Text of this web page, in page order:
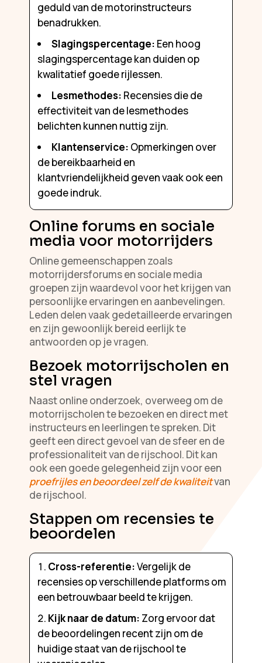
geduld van de motorinstructeurs
benadrukken.
Slagingspercentage: Een hoog
slagingspercentage kan duiden op
kwalitatief goede rijlessen.
Lesmethodes: Recensies die de
effectiviteit van de lesmethodes
belichten kunnen nuttig zijn.
Klantenservice: Opmerkingen over
de bereikbaarheid en
klantvriendelijkheid geven vaak ook een
goede indruk.
Online forums en sociale
media voor motorrijders
Online gemeenschappen zoals
motorrijdersforums en sociale media
groepen zijn waardevol voor het krijgen van
persoonlijke ervaringen en aanbevelingen.
Leden delen vaak gedetailleerde ervaringen
en zijn gewoonlijk bereid eerlijk te
antwoorden op je vragen.
Bezoek motorrijscholen en
stel vragen
Naast online onderzoek, overweeg om de
motorrijscholen te bezoeken en direct met
instructeurs en leerlingen te spreken. Dit
geeft een direct gevoel van de sfeer en de
professionaliteit van de rijschool. Dit kan
ook een goede gelegenheid zijn voor een
proefrijles en beoordeel zelf de kwaliteitvan
de rijschool.
Stappen om recensies te
beoordelen
Cross-referentie:Vergelijk de
recensies op verschillende platforms om
een betrouwbaar beeld te krijgen.
Kijk naar de datum: Zorg ervoor dat
de beoordelingen recent zijn om de
huidige staat van de rijschool te